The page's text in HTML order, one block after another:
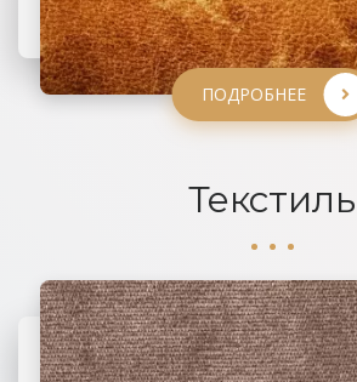
ПОДРОБНЕЕ
ПОДРОБНЕЕ
ПОДРОБНЕЕ
Текстиль
06 ЖАККАРД